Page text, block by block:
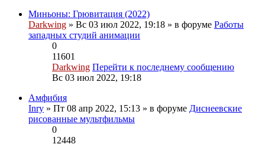
Миньоны: Грювитация (2022)
Darkwing » Вс 03 июл 2022, 19:18 » в форуме Работы
западных студий анимации
0
11601
Darkwing Перейти к последнему сообщению
Вс 03 июл 2022, 19:18
Амфибия
Inry » Пт 08 апр 2022, 15:13 » в форуме Диснеевские
рисованные мультфильмы
0
12448